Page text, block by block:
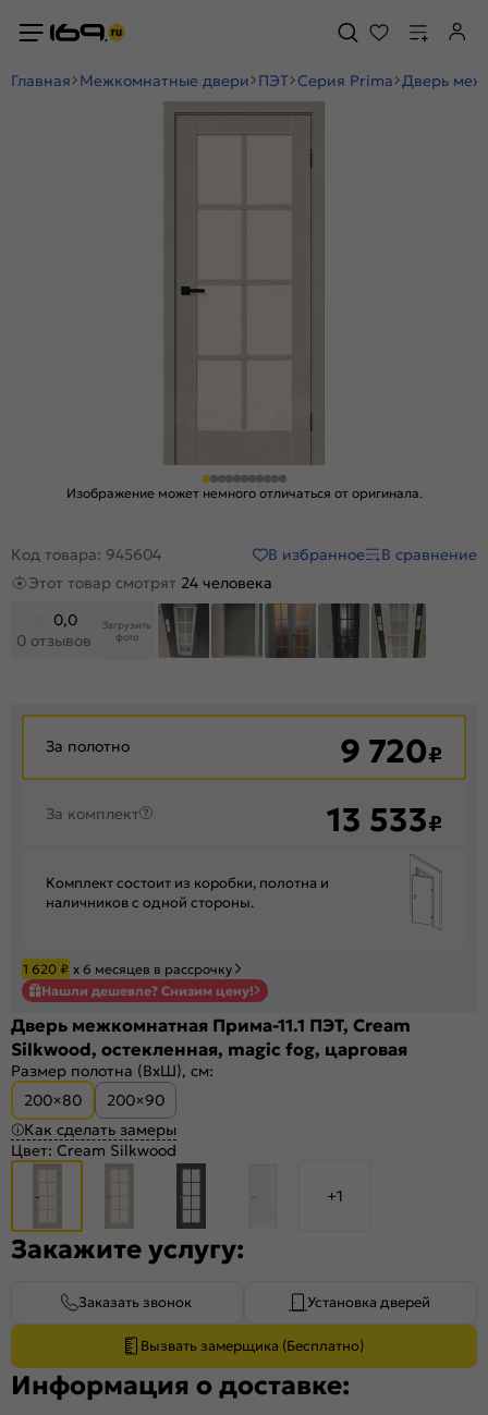
Главная Межкомнатные двери ПЭТ Серия Prima Дверь
Изображение может немного отличаться от оригинала.
Код товара: 945604 В избранное
В сравнение
Этот товар смотрят 24 человека
0,0
0 отзывов
Загрузить
фото
За полотно 9 720₽
За комплект 13 533₽
Комплект состоит из коробки, полотна и
наличников с одной стороны.
1 620 ₽ х 6 месяцев в рассрочку
Нашли дешевле? Снизим цену!
Дверь межкомнатная Прима-11.1 ПЭТ, Cream
Silkwood, остекленная, magic fog, царговая
Размер полотна (ВхШ), см:
200×80
200×90
Как сделать замеры
Цвет: Cream Silkwood
+1
Закажите услугу:
Заказать звонок Установка дверей
Вызвать замерщика (Бесплатно)
Информация о доставке: